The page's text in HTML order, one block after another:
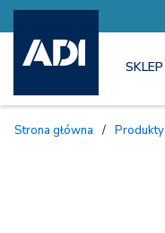
SKLEP
Strona główna / Produkty